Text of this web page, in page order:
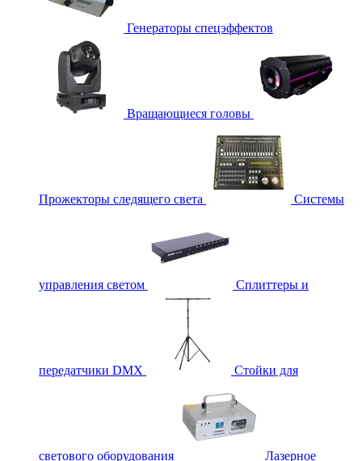
Генераторы спецэффектов
Вращающиеся головы
Прожекторы следящего света Системы
управления светом Сплиттеры и
передатчики DMX Стойки для
светового оборудования Лазерное